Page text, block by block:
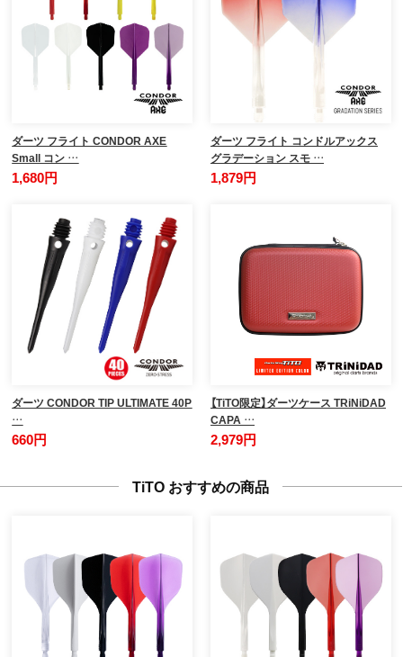
ダーツ フライト CONDOR AXE
Small コン …
1,680円
ダーツ フライト コンドルアックス
グラデーション スモ …
1,879円
ダーツ CONDOR TIP ULTIMATE 40P
…
660円
【TiTO限定】ダーツケース TRiNiDAD
CAPA …
2,979円
TiTO おすすめの商品